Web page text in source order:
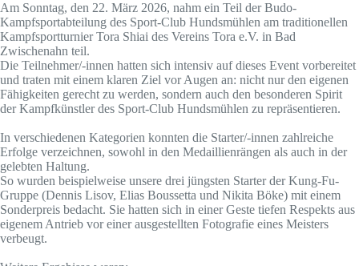
Am Sonntag, den 22. März 2026, nahm ein Teil der Budo-
Kampfsportabteilung des Sport-Club Hundsmühlen am traditionellen
Kampfsportturnier Tora Shiai des Vereins Tora e.V. in Bad
Zwischenahn teil.
Die Teilnehmer/-innen hatten sich intensiv auf dieses Event vorbereitet
und traten mit einem klaren Ziel vor Augen an: nicht nur den eigenen
Fähigkeiten gerecht zu werden, sondern auch den besonderen Spirit
der Kampfkünstler des Sport-Club Hundsmühlen zu repräsentieren.
In verschiedenen Kategorien konnten die Starter/-innen zahlreiche
Erfolge verzeichnen, sowohl in den Medaillienrängen als auch in der
gelebten Haltung.
So wurden beispielweise unsere drei jüngsten Starter der Kung-Fu-
Gruppe (Dennis Lisov, Elias Boussetta und Nikita Böke) mit einem
Sonderpreis bedacht. Sie hatten sich in einer Geste tiefen Respekts aus
eigenem Antrieb vor einer ausgestellten Fotografie eines Meisters
verbeugt.